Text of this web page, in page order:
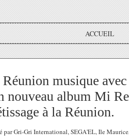
ACCUEIL
musique
nouveau album Mi
à la Réunion.
par Gri-Gri International, SEGA'EL, Ile